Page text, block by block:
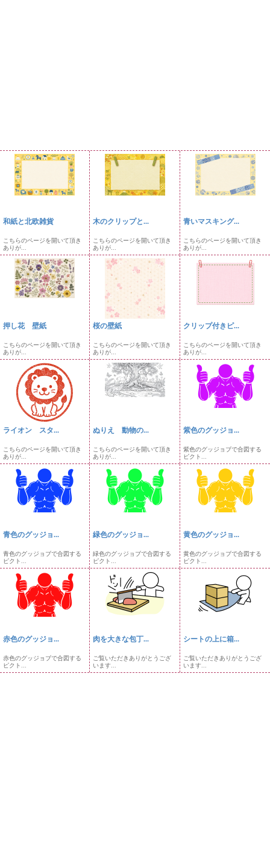
和紙と北欧雑貨
こちらのページを開いて頂き
ありが...
木のクリップと...
こちらのページを開いて頂き
ありが...
青いマスキング...
こちらのページを開いて頂き
ありが...
押し花 壁紙
こちらのページを開いて頂き
ありが...
桜の壁紙
こちらのページを開いて頂き
ありが...
クリップ付きピ...
こちらのページを開いて頂き
ありが...
ライオン スタ...
こちらのページを開いて頂き
ありが...
ぬりえ 動物の...
こちらのページを開いて頂き
ありが...
紫色のグッジョ...
紫色のグッジョブで合図する
ピクト...
青色のグッジョ...
青色のグッジョブで合図する
ピクト...
緑色のグッジョ...
緑色のグッジョブで合図する
ピクト...
黄色のグッジョ...
黄色のグッジョブで合図する
ピクト...
赤色のグッジョ...
赤色のグッジョブで合図する
ピクト...
肉を大きな包丁...
ご覧いただきありがとうござ
います...
シートの上に箱...
ご覧いただきありがとうござ
います...